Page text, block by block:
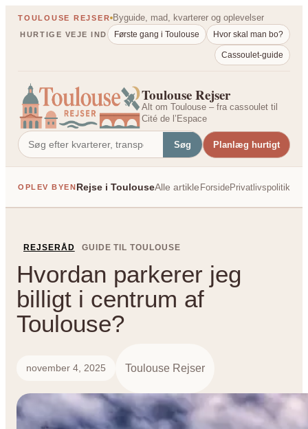
Spring
TOULOUSE REJSER Byguide, mad, kvarterer og oplevelser
HURTIGE VEJE IND Første gang i Toulouse Hvor skal man bo?
Cassoulet-guide
Toulouse Rejser
Alt om Toulouse – fra cassoulet til
Cité de l’Espace
Søg Planlæg hurtigt
OPLEV BYENRejse i ToulouseAlle artiklerPÅ TVÆRS AF
ForsidePrivatlivspolitik
REJSERÅD GUIDE TIL TOULOUSE
Hvordan parkerer jeg
billigt i centrum af
Toulouse?
november 4, 2025 Toulouse Rejser